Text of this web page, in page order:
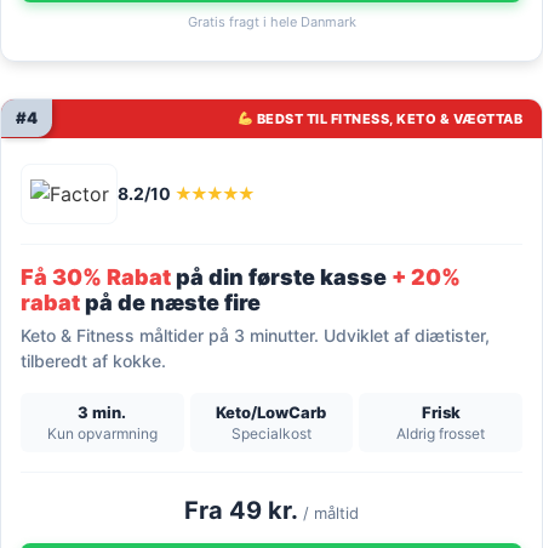
Gratis fragt i hele Danmark
BEDST TIL FITNESS, KETO & VÆGTTAB
#4
8.2/10 ★★★★★
Få 30% Rabatpå din første kasse + 20%
rabatpå de næste fire
Keto & Fitness måltider på 3 minutter. Udviklet af diætister,
tilberedt af kokke.
3 min.
Kun opvarmning
Keto/LowCarb
Specialkost
Frisk
Aldrig frosset
Fra 49 kr. / måltid